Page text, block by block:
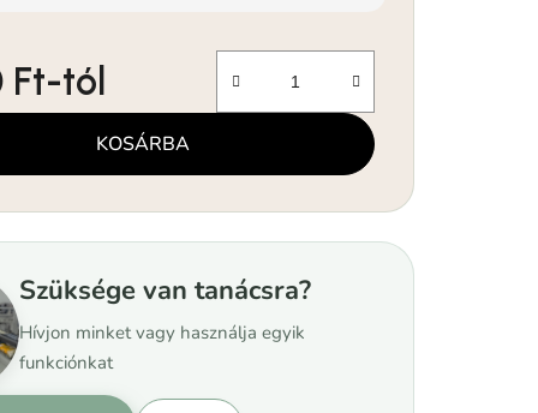
Ft-tól
KOSÁRBA
Szüksége van tanácsra?
Hívjon minket vagy használja egyik
funkciónkat